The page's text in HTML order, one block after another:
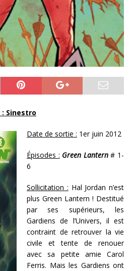
Sinestro
Date de sortie : 1er juin 2012
Épisodes : Green Lantern# 1-
6
Sollicitation : Hal Jordan n’est
plus Green Lantern ! Destitué
par ses supérieurs, les
Gardiens de l’Univers, il est
contraint de retrouver la vie
civile et tente de renouer
avec sa petite amie Carol
Ferris. Mais les Gardiens ont